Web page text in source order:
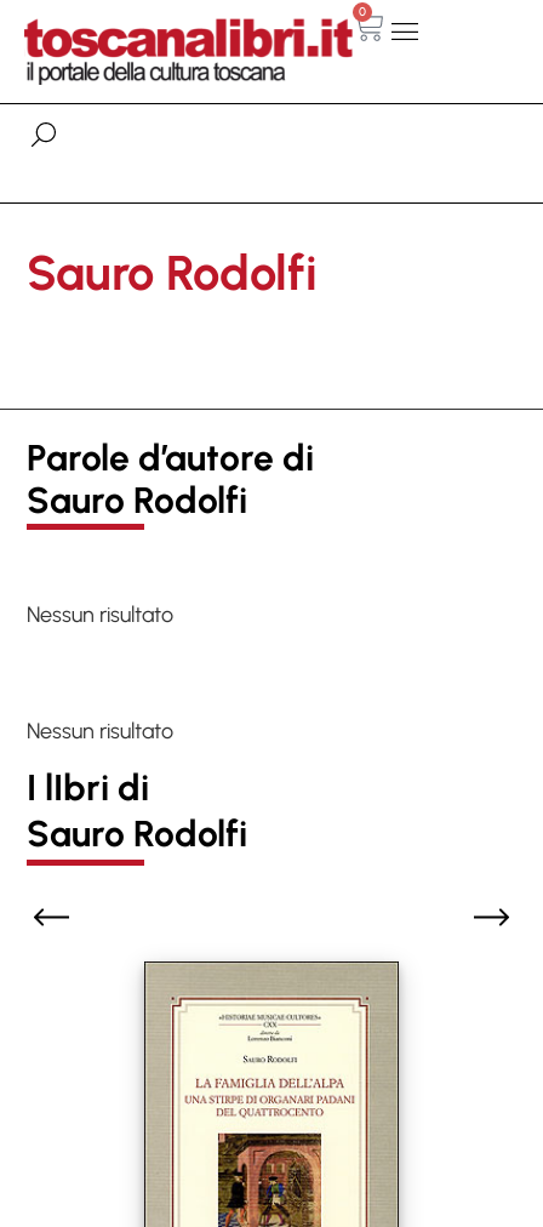
0
Sauro Rodolfi
Parole d’autore di
Sauro Rodolfi
Nessun risultato
Nessun risultato
I lIbri di
Sauro Rodolfi